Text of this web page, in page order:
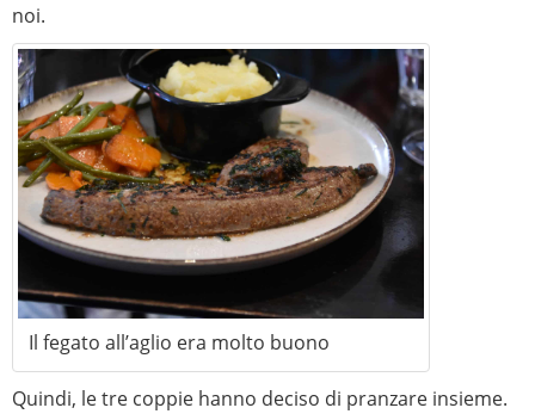
noi.
Il fegato all’aglio era molto buono
Quindi, le tre coppie hanno deciso di pranzare insieme.